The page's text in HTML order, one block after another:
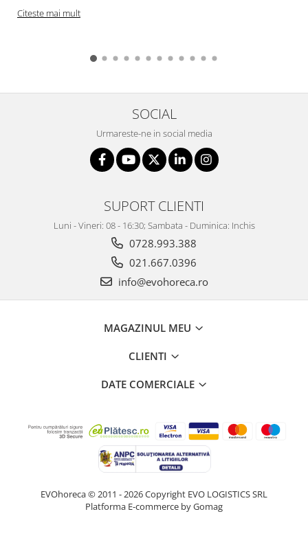
Citeste mai mult
SOCIAL
Urmareste-ne in social media
SUPORT CLIENTI
Luni - Vineri: 08 - 16:30; Sambata - Duminica: Inchis
0728.993.388
021.667.0396
info@evohoreca.ro
MAGAZINUL MEU
CLIENTI
DATE COMERCIALE
EVOhoreca © 2011 - 2026 Copyright EVO LOGISTICS SRL
Platforma E-commerce by Gomag